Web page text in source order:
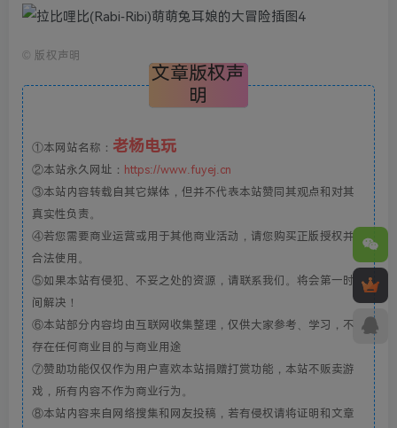
© 版权声明
文章版权声
明
①本网站名称： 老杨电玩
②本站永久网址： https://www.fuyej.cn
③本站内容转载自其它媒体，但并不代表本站赞同其观点和对其
真实性负责。
④若您需要商业运营或用于其他商业活动，请您购买正版授权并
合法使用。
⑤如果本站有侵犯、不妥之处的资源，请联系我们。将会第一时
间解决！
⑥本站部分内容均由互联网收集整理，仅供大家参考、学习，不
存在任何商业目的与商业用途
⑦赞助功能仅仅作为用户喜欢本站捐赠打赏功能，本站不贩卖游
戏，所有内容不作为商业行为。
⑧本站内容来自网络搜集和网友投稿，若有侵权请将证明和文章